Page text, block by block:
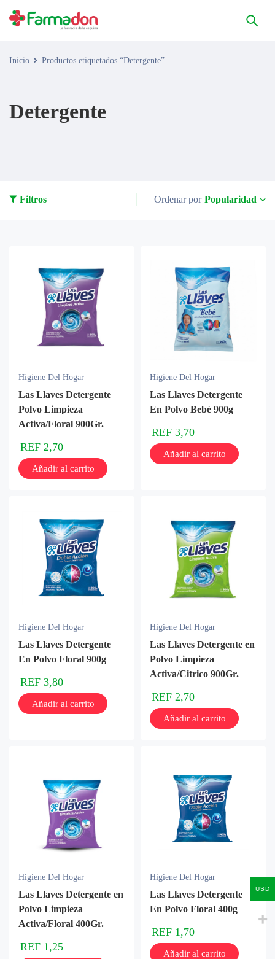
Inicio Productos etiquetados “Detergente”
Detergente
Filtros Ordenar por Popularidad
Higiene Del Hogar
Las Llaves Detergente
Polvo Limpieza
Activa/Floral 900Gr.
REF 2,70
Añadir al carrito
Higiene Del Hogar
Las Llaves Detergente
En Polvo Bebé 900g
REF 3,70
Añadir al carrito
Higiene Del Hogar
Las Llaves Detergente
En Polvo Floral 900g
REF 3,80
Añadir al carrito
Higiene Del Hogar
Las Llaves Detergente en
Polvo Limpieza
Activa/Citrico 900Gr.
REF 2,70
Añadir al carrito
Higiene Del Hogar
Las Llaves Detergente en
Polvo Limpieza
Activa/Floral 400Gr.
REF 1,25
Higiene Del Hogar
Las Llaves Detergente
En Polvo Floral 400g
REF 1,70
Añadir al carrito
USD